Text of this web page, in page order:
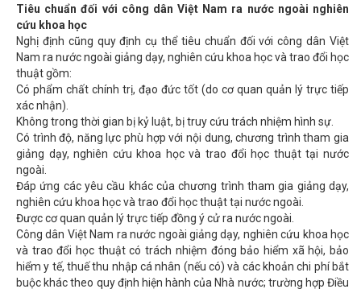
Tiêu chuẩn đối với công dân Việt Nam ra nước ngoài nghiên
cứu khoa học
Nghị định cũng quy định cụ thể tiêu chuẩn đối với công dân Việt
Nam ra nước ngoài giảng dạy, nghiên cứu khoa học và trao đổi học
thuật gồm:
Có phẩm chất chính trị, đạo đức tốt (do cơ quan quản lý trực tiếp
xác nhận).
Không trong thời gian bị kỷ luật, bị truy cứu trách nhiệm hình sự.
Có trình độ, năng lực phù hợp với nội dung, chương trình tham gia
giảng dạy, nghiên cứu khoa học và trao đổi học thuật tại nước
ngoài.
Đáp ứng các yêu cầu khác của chương trình tham gia giảng dạy,
nghiên cứu khoa học và trao đổi học thuật tại nước ngoài.
Được cơ quan quản lý trực tiếp đồng ý cử ra nước ngoài.
Công dân Việt Nam ra nước ngoài giảng dạy, nghiên cứu khoa học
và trao đổi học thuật có trách nhiệm đóng bảo hiểm xã hội, bảo
hiểm y tế, thuế thu nhập cá nhân (nếu có) và các khoản chi phí bắt
buộc khác theo quy định hiện hành của Nhà nước; trường hợp Điều